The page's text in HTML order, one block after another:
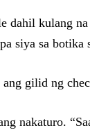
dahil kulang
siya sa
gilid ng
nakaturo.